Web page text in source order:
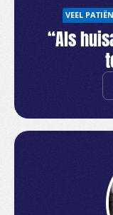
VEEL
“Als